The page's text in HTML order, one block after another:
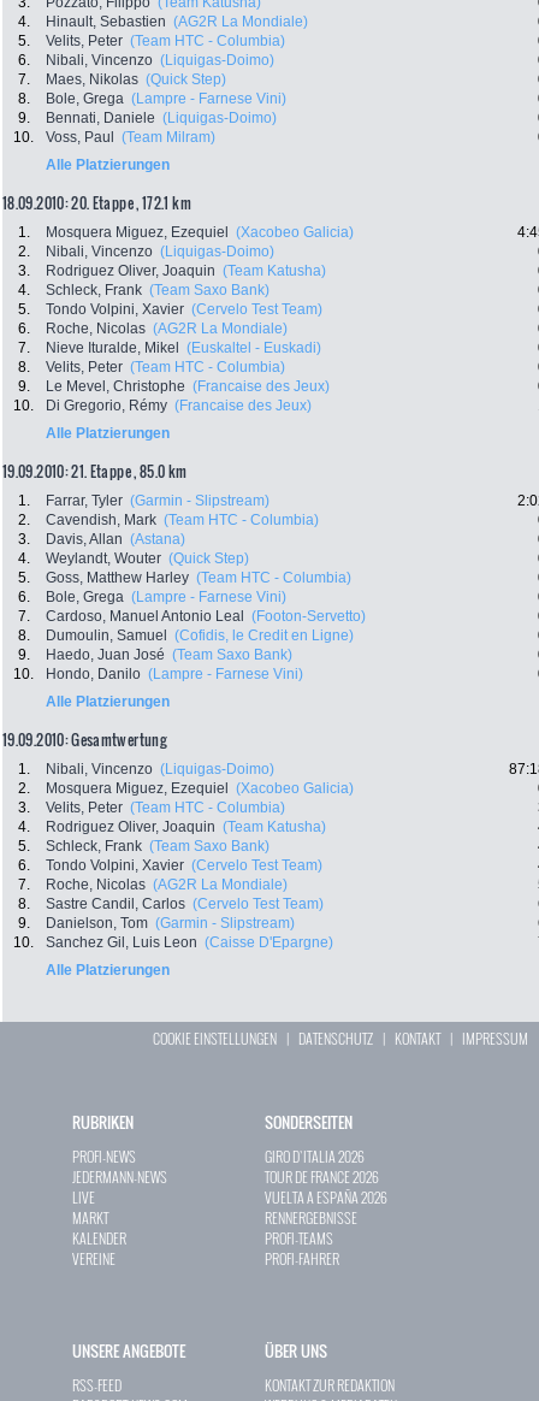
4.
Hinault, Sebastien (AG2R La Mondiale)
5.
Velits, Peter (Team HTC - Columbia)
6.
Nibali, Vincenzo (Liquigas-Doimo)
7.
Maes, Nikolas (Quick Step)
8.
Bole, Grega (Lampre - Farnese Vini)
9.
Bennati, Daniele (Liquigas-Doimo)
10.
Voss, Paul (Team Milram)
Alle Platzierungen
18.09.2010: 20. Etappe , 172.1 km
1. Mosquera Miguez, Ezequiel (Xacobeo Galicia)
2.
Nibali, Vincenzo (Liquigas-Doimo)
3.
Rodriguez Oliver, Joaquin (Team Katusha)
4.
Schleck, Frank (Team Saxo Bank)
5.
Tondo Volpini, Xavier (Cervelo Test Team)
6.
Roche, Nicolas (AG2R La Mondiale)
7.
Nieve Ituralde, Mikel (Euskaltel - Euskadi)
8.
Velits, Peter (Team HTC - Columbia)
9.
Le Mevel, Christophe (Francaise des Jeux)
10.
Di Gregorio, Rémy (Francaise des Jeux)
Alle Platzierungen
19.09.2010: 21. Etappe , 85.0 km
1. Farrar, Tyler (Garmin - Slipstream)
2.
Cavendish, Mark (Team HTC - Columbia)
3.
Davis, Allan (Astana)
4.
Weylandt, Wouter (Quick Step)
5.
Goss, Matthew Harley (Team HTC - Columbia)
6.
Bole, Grega (Lampre - Farnese Vini)
7.
Cardoso, Manuel Antonio Leal (Footon-Servetto)
8.
Dumoulin, Samuel (Cofidis, le Credit en Ligne)
9.
Haedo, Juan José (Team Saxo Bank)
10.
Hondo, Danilo (Lampre - Farnese Vini)
Alle Platzierungen
19.09.2010: Gesamtwertung
1. Nibali, Vincenzo (Liquigas-Doimo)
2.
Mosquera Miguez, Ezequiel (Xacobeo Galicia)
3.
Velits, Peter (Team HTC - Columbia)
4.
Rodriguez Oliver, Joaquin (Team Katusha)
5.
Schleck, Frank (Team Saxo Bank)
6.
Tondo Volpini, Xavier (Cervelo Test Team)
7.
Roche, Nicolas (AG2R La Mondiale)
8.
Sastre Candil, Carlos (Cervelo Test Team)
9.
Danielson, Tom (Garmin - Slipstream)
10.
Sanchez Gil, Luis Leon (Caisse D'Epargne)
Alle Platzierungen
COOKIE EINSTELLUNGEN | DATENSCHUTZ | KONTAKT| IMPRESSUM
RUBRIKEN
PROFI-NEWS
JEDERMANN-NEWS
LIVE
MARKT
KALENDER
VEREINE
SONDERSEITEN
GIRO D`ITALIA 2026
TOUR DE FRANCE 2026
VUELTA A ESPAÑA 2026
RENNERGEBNISSE
PROFI-TEAMS
PROFI-FAHRER
UNSERE ANGEBOTE
RSS-FEED
ÜBER UNS
KONTAKT ZUR REDAKTION